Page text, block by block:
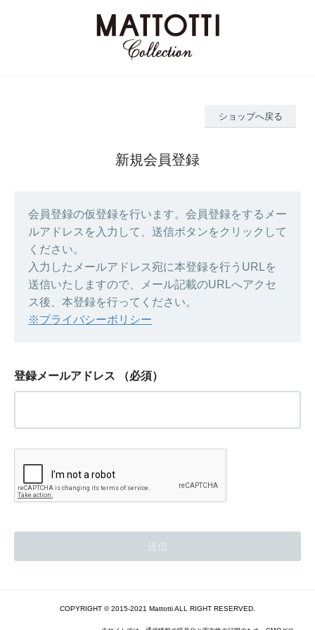
ショップへ戻る
新規会員登録
会員登録の仮登録を行います。会員登録をするメー
ルアドレスを入力して、送信ボタンをクリックして
ください。
入力したメールアドレス宛に本登録を行うURLを
送信いたしますので、メール記載のURLへアクセ
ス後、本登録を行ってください。
※プライバシーポリシー
登録メールアドレス （必須）
COPYRIGHT © 2015-2021 Mattotti ALL RIGHT RESERVED.